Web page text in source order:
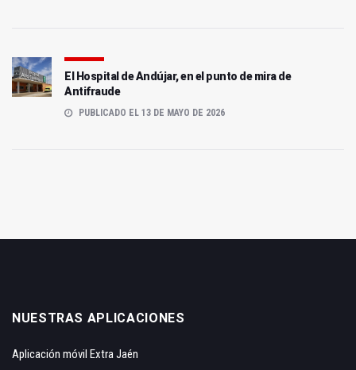
El Hospital de Andújar, en el punto de mira de
Antifraude
PUBLICADO EL 13 DE MAYO DE 2026
NUESTRAS APLICACIONES
Aplicación móvil Extra Jaén